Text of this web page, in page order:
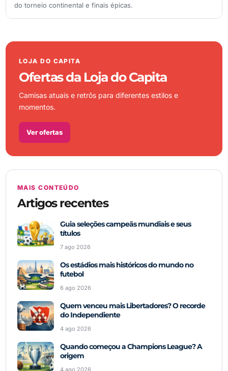
do torneio continental e finais épicas.
LOJA DO CAPITA
Ofertas da Loja do Capita
Camisas atuais e retrôs para diferentes estilos e
momentos.
Ver ofertas
MAIS CONTEÚDO
Artigos recentes
Guia seleções campeãs mundiais e seus
títulos
7 ago 2026
Os estádios mais históricos do mundo no
futebol
6 ago 2026
Quem venceu mais Libertadores? O recorde
do Independiente
4 ago 2026
Quando começou a Champions League? A
origem
4 ago 2026